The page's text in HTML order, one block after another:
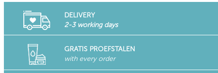
DELIVERY
2-3 working days
GRATIS PROEFSTALEN
with every order